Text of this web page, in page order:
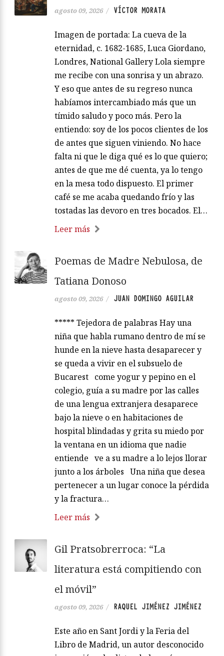
agosto 09, 2026 / VÍCTOR MORATA
Imagen de portada: La cueva de la
eternidad, c. 1682-1685, Luca Giordano,
Londres, National Gallery Lola siempre
me recibe con una sonrisa y un abrazo.
Y eso que antes de su regreso nunca
habíamos intercambiado más que un
tímido saludo y poco más. Pero la
entiendo: soy de los pocos clientes de los
de antes que siguen viniendo. No hace
falta ni que le diga qué es lo que quiero;
antes de que me dé cuenta, ya lo tengo
en la mesa todo dispuesto. El primer
café se me acaba quedando frío y las
tostadas las devoro en tres bocados. El…
Leer más
Poemas de Madre Nebulosa, de
Tatiana Donoso
agosto 09, 2026 / JUAN DOMINGO AGUILAR
***** Tejedora de palabras Hay una
niña que habla rumano dentro de mí se
hunde en la nieve hasta desaparecer y
se queda a vivir en el subsuelo de
Bucarest come yogur y pepino en el
colegio, guía a su madre por las calles
de una lengua extranjera desaparece
bajo la nieve o en habitaciones de
hospital blindadas y grita su miedo por
la ventana en un idioma que nadie
entiende ve a su madre a lo lejos llorar
junto a los árboles Una niña que desea
pertenecer a un lugar conoce la pérdida
y la fractura…
Leer más
Gil Pratsobrerroca: “La
literatura está compitiendo con
el móvil”
agosto 09, 2026 / RAQUEL JIMÉNEZ JIMÉNEZ
Este año en Sant Jordi y la Feria del
Libro de Madrid, un autor desconocido